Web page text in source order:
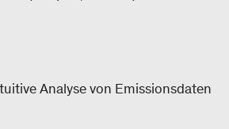
Analyse von Emissionsdaten